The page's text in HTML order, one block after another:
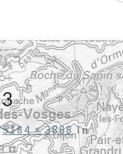
5184 × 3888In